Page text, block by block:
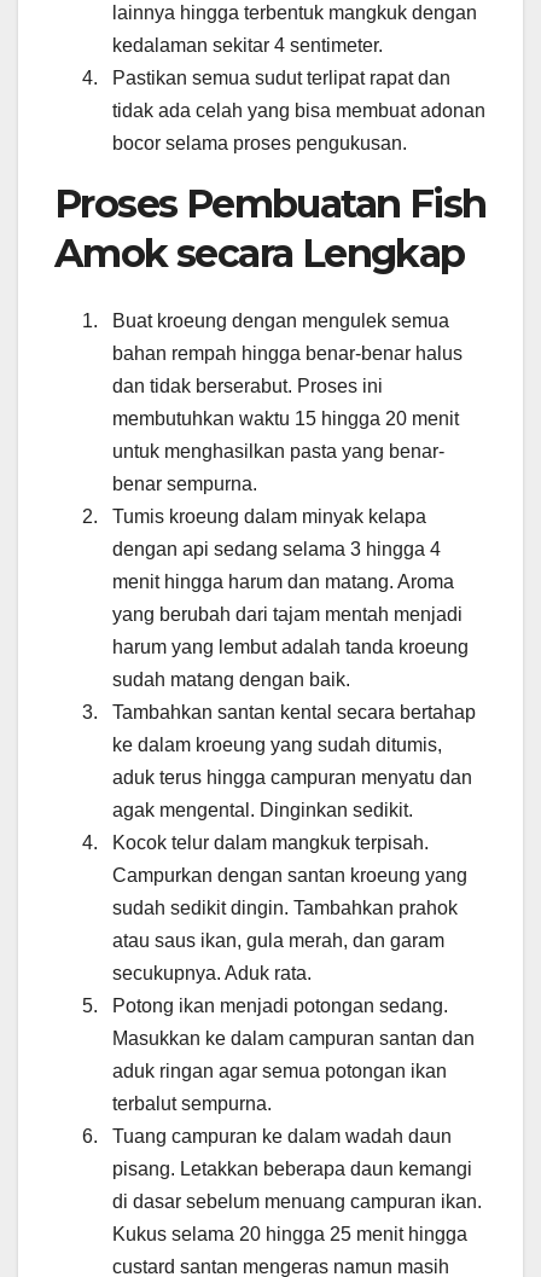
lainnya hingga terbentuk mangkuk dengan
kedalaman sekitar 4 sentimeter.
Pastikan semua sudut terlipat rapat dan
tidak ada celah yang bisa membuat adonan
bocor selama proses pengukusan.
Proses Pembuatan Fish
Amok secara Lengkap
Buat kroeung dengan mengulek semua
bahan rempah hingga benar-benar halus
dan tidak berserabut. Proses ini
membutuhkan waktu 15 hingga 20 menit
untuk menghasilkan pasta yang benar-
benar sempurna.
Tumis kroeung dalam minyak kelapa
dengan api sedang selama 3 hingga 4
menit hingga harum dan matang. Aroma
yang berubah dari tajam mentah menjadi
harum yang lembut adalah tanda kroeung
sudah matang dengan baik.
Tambahkan santan kental secara bertahap
ke dalam kroeung yang sudah ditumis,
aduk terus hingga campuran menyatu dan
agak mengental. Dinginkan sedikit.
Kocok telur dalam mangkuk terpisah.
Campurkan dengan santan kroeung yang
sudah sedikit dingin. Tambahkan prahok
atau saus ikan, gula merah, dan garam
secukupnya. Aduk rata.
Potong ikan menjadi potongan sedang.
Masukkan ke dalam campuran santan dan
aduk ringan agar semua potongan ikan
terbalut sempurna.
Tuang campuran ke dalam wadah daun
pisang. Letakkan beberapa daun kemangi
di dasar sebelum menuang campuran ikan.
Kukus selama 20 hingga 25 menit hingga
custard santan mengeras namun masih